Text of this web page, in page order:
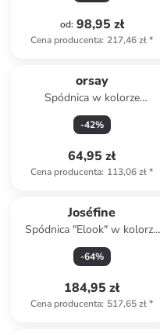
od: 98,95 zł
Cena producenta: 217,46 zł*
orsay
Spódnica w kolorze
jasnozielonym
-42%
64,95 zł
Cena producenta: 113,06 zł*
Joséfine
Spódnica "Elook" w kolorze
czarnym
-64%
184,95 zł
Cena producenta: 517,65 zł*